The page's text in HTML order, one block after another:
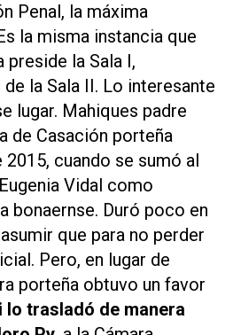
Penal, la máxima
la misma instancia que
preside la Sala I,
la Sala II. Lo interesante
lugar. Mahiques padre
de Casación porteña
cuando se sumó al
Vidal como
bonaernse. Duró poco en
que para no perder
Pero, en lugar de
porteña obtuvo un favor
lo trasladó de manera